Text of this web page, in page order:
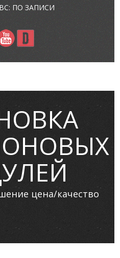
ПО ЗАПИСИ
цена/качество